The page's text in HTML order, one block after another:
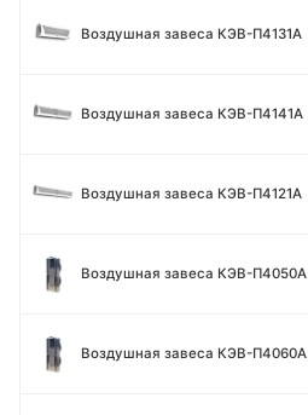
Воздушная завеса КЭВ-П4131A
Воздушная завеса КЭВ-П4141A
Воздушная завеса КЭВ-П4121A
Воздушная завеса КЭВ-П4050A
Воздушная завеса КЭВ-П4060A